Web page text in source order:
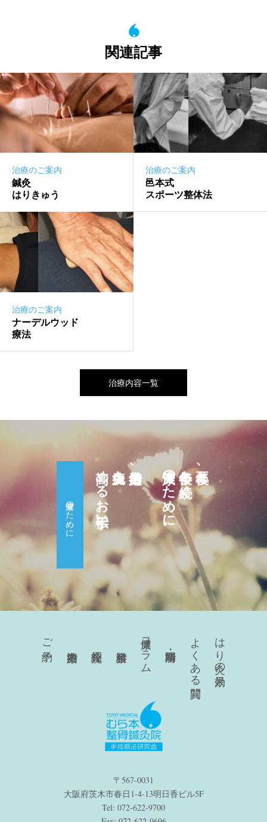
関連記事
治療のご案内
鍼灸
はりきゅう
治療のご案内
邑本式
スポーツ整体法
治療のご案内
ナーデルウッド
療法
治療内容一覧
五年後、
十年後も続く
健康のために。
自然治癒力、
免疫力を
高めるお手伝い。
健康のために
はり灸の効果
よくある質問
健康コラム
ご予約
〒567-0031
大阪府茨木市春日1-4-13明日香ビル5F
Tel: 072-622-9700